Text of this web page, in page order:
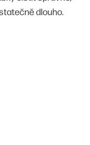
dlouho.